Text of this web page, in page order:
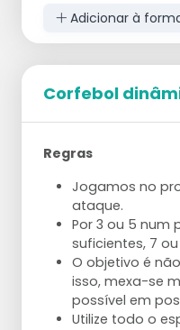
Adicionar à
Corfebol
Regras
Jogamos no
ataque.
Por 3 ou 5 num
suficientes, 7
O objetivo é
isso, mexa-se
possível em
Utilize todo o